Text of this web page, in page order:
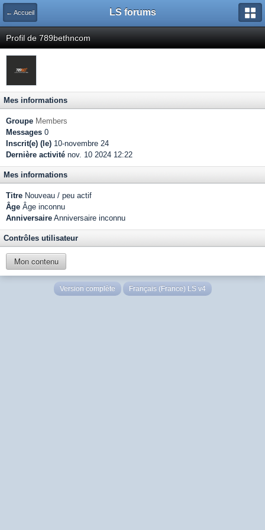
← Accueil LS forums
Profil de 789bethncom
Mes informations
Groupe Members
Messages 0
Inscrit(e) (le) 10-novembre 24
Dernière activité nov. 10 2024 12:22
Mes informations
Titre Nouveau / peu actif
Âge Âge inconnu
Anniversaire Anniversaire inconnu
Contrôles utilisateur
Mon contenu
Version complète Français (France) LS v4